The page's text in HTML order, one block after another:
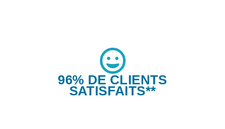
96% DE CLIENTS
SATISFAITS**